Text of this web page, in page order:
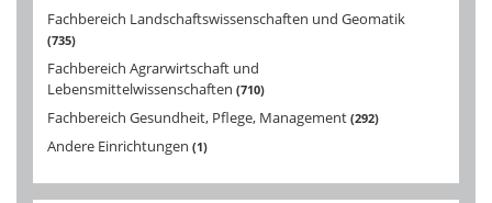
Fachbereich Landschaftswissenschaften und Geomatik
735
Fachbereich Agrarwirtschaft und
Lebensmittelwissenschaften 710
Fachbereich Gesundheit, Pflege, Management 292
Andere Einrichtungen 1